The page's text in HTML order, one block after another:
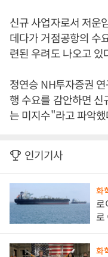
신규 사업자로서 저운
데다가 거점공항의 수
련된 우려도 나오고 있
정연승 NH투자증권
행 수요를 감안하면
는 미지수"라고 파악
인기기사
화
로
로
화